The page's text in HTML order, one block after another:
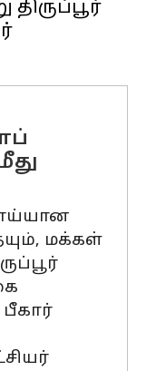
மக்கள்